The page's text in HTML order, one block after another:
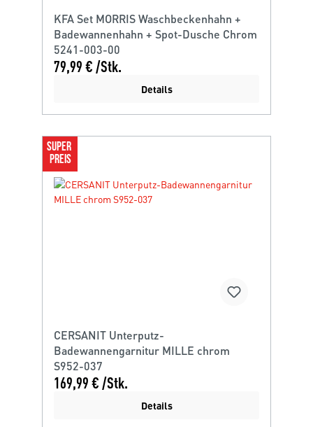
KFA Set MORRIS Waschbeckenhahn +
Badewannenhahn + Spot-Dusche Chrom
5241-003-00
79,99 € /Stk.
Details
SUPER
PREIS
CERSANIT Unterputz-
Badewannengarnitur MILLE chrom
S952-037
169,99 € /Stk.
Details